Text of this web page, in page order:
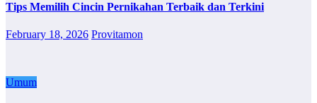
Tips Memilih Cincin Pernikahan Terbaik dan Terkini
February 18, 2026 Provitamon
Umum